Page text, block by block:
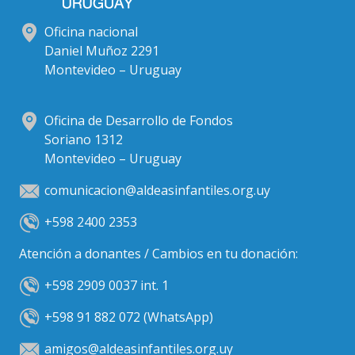
Oficina nacional
Daniel Muñoz 2291
Montevideo – Uruguay
Oficina de Desarrollo de Fondos
Soriano 1312
Montevideo – Uruguay
comunicacion@aldeasinfantiles.org.uy
+598 2400 2353
Atención a donantes / Cambios en tu donación:
+598 2909 0037 int. 1
+598 91 882 072 (WhatsApp)
amigos@aldeasinfantiles.org.uy